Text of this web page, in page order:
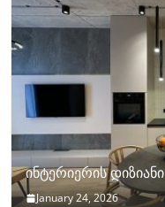
ინტერიერის დიზიანი
January 24, 2026